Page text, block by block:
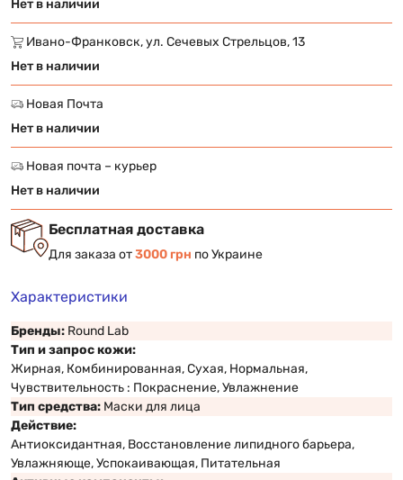
Нет в наличии
Ивано-Франковск, ул. Сечевых Стрельцов, 13
Нет в наличии
Новая Почта
Нет в наличии
Новая почта – курьер
Нет в наличии
Бесплатная доставка
Для заказа от3000 грн по Украине
Характеристики
Бренды: Round Lab
Тип и запрос кожи:
Жирная, Комбинированная, Сухая, Нормальная,
Чувствительность : Покраснение, Увлажнение
Тип средства: Маски для лица
Действие:
Антиоксидантная, Восстановление липидного барьера,
Увлажняюще, Успокаивающая, Питательная